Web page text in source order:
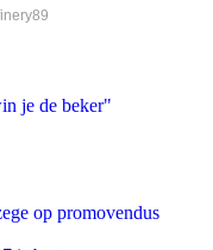
je de beker"
op promovendus